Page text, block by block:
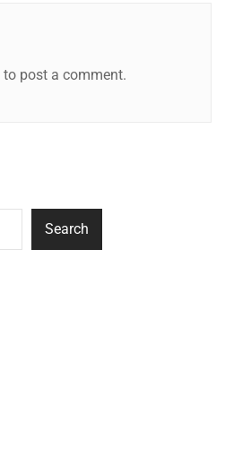
to post a comment.
Search